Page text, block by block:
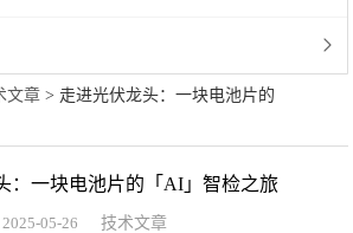
文章 > 走进光伏龙头：一块电池片的
：一块电池片的「AI」智检之旅
2025-05-26 技术文章